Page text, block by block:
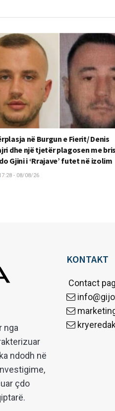
në Burgun e Fierit/ Denis
dhe një tjetër plagosen me
Gjini i ‘Rrajave’ futet në izolim
- 08/08/26
nga
ndodh në
çdo
KONTAKT
Contact